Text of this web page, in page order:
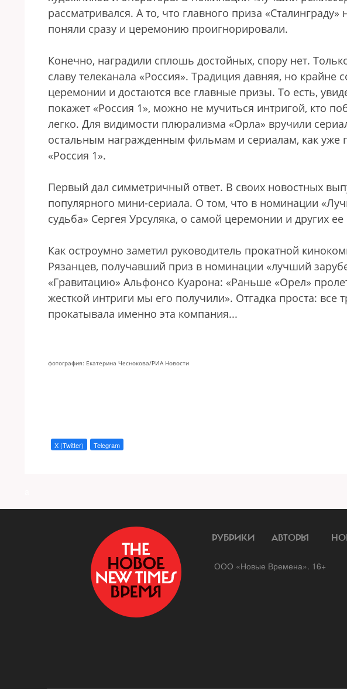
рассматривался. А то, что главного приза
поняли сразу и церемонию проигнорировали.
Конечно, наградили сплошь достойных, спору нет.
славу телеканала «Россия». Традиция давняя, но
церемонии и достаются все главные призы. То есть,
покажет «Россия 1», можно не мучиться интригой, кто
легко. Для видимости плюрализма «Орла» вручили
остальным награжденным фильмам и сериалам, как уже
«Россия 1».
Первый дал симметричный ответ. В своих новостных
популярного мини-сериала. О том, что в номинации
судьба» Сергея Урсуляка, о самой церемонии и других
Как остроумно заметил руководитель прокатной
Рязанцев, получавший приз в номинации «лучший
«Гравитацию» Альфонсо Куарона: «Раньше «Орел»
жесткой интриги мы его получили». Отгадка проста:
прокатывала именно эта компания...
фотография: Екатерина Чеснокова/РИА Новости
X (Twitter) Telegram
РУБРИКИ АВТОРЫ
ООО «Новые Времена». 16+